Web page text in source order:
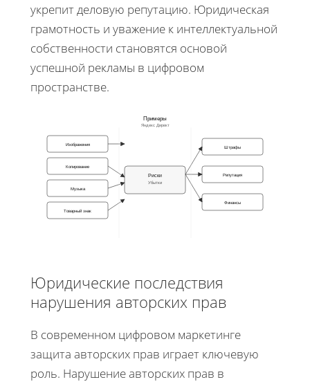
укрепит деловую репутацию. Юридическая
грамотность и уважение к интеллектуальной
собственности становятся основой
успешной рекламы в цифровом
пространстве.
Примеры
Яндекс Директ
Изображения
Копирование
Музыка
Товарный знак
Риски
Убытки
Штрафы
Репутация
Финансы
Юридические последствия
нарушения авторских прав
В современном цифровом маркетинге
защита авторских прав играет ключевую
роль. Нарушение авторских прав в